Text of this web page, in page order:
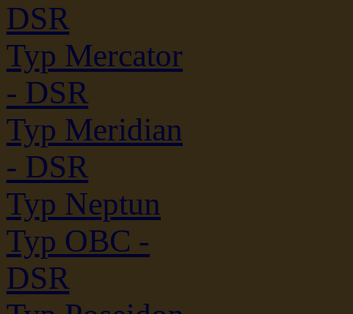
DSR
Typ Mercator
- DSR
Typ Meridian
- DSR
Typ Neptun
Typ OBC -
DSR